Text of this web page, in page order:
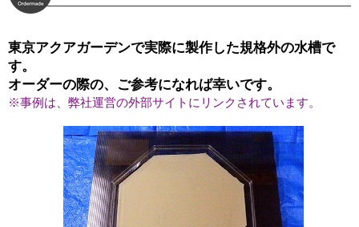
東京アクアガーデンで実際に製作した規格外の水槽で
す。
オーダーの際の、ご参考になれば幸いです。
※事例は、弊社運営の外部サイトにリンクされています。